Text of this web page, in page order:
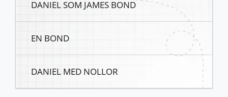
DANIEL SOM JAMES BOND
EN BOND
DANIEL MED NOLLOR